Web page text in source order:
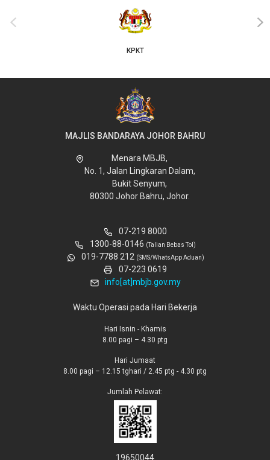
‹ ›
MAJLIS BANDARAYA JOHOR BAHRU
Menara MBJB,
No. 1, Jalan Lingkaran Dalam,
Bukit Senyum,
80300 Johor Bahru, Johor.
07-219 8000
1300-88-0146 (Talian Bebas Tol)
019-7788 212 (SMS/WhatsApp Aduan)
07-223 0619
info[at]mbjb.gov.my
Waktu Operasi pada Hari Bekerja
Hari Isnin - Khamis
8.00 pagi – 4.30 ptg
Hari Jumaat
8.00 pagi – 12.15 tghari / 2.45 ptg - 4.30 ptg
Jumlah Pelawat:
19650044